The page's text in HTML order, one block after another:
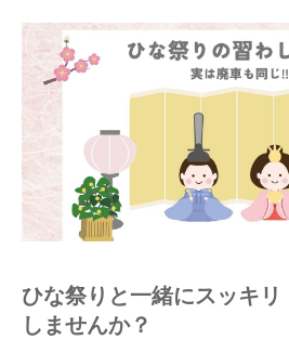
ひな祭りと一緒にスッキ
しませんか？
お役立ち情報
会社概要
お問い合わせ